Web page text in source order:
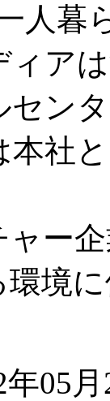
人暮
ア
セン
本社
ー
境
05